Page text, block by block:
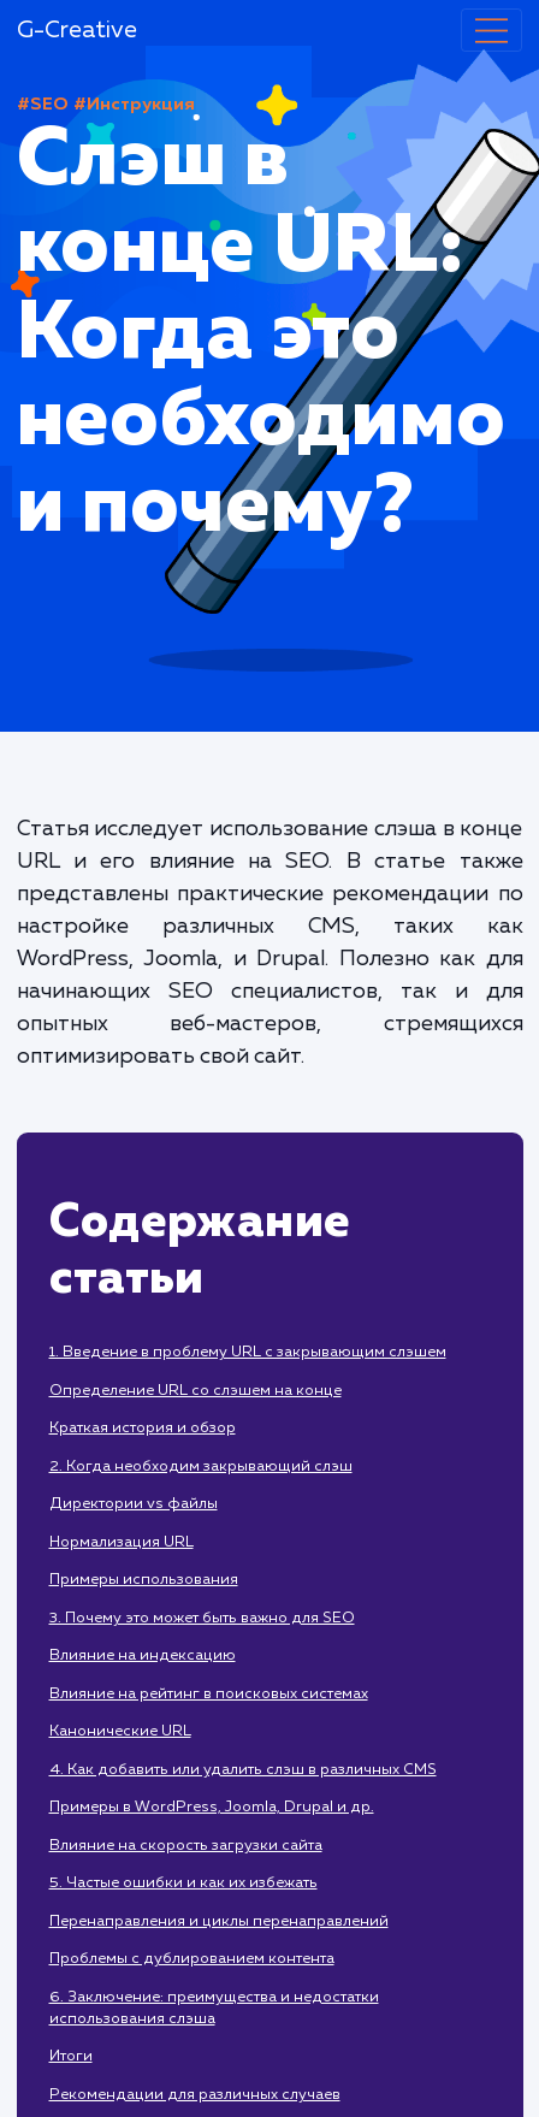
G-Creative
#SEO #Инструкция
Слэш в
конце URL:
Когда это
и почему?
Статья исследует использование слэша в
URL и его влияние на SEO. В статье
представлены практические
настройке различных CMS, таких
WordPress, Joomla, и Drupal. Полезно как
опытных веб-мастеров,
Содержание
статьи
1. Введение в проблему URL с закрывающим слэшем
Определение URL со слэшем на конце
Краткая история и обзор
2. Когда необходим закрывающий слэш
3. Почему это может быть важно для SEO
Влияние на индексацию
Влияние на рейтинг в поисковых системах
Канонические URL
4. Как добавить или удалить слэш в различных CMS
Примеры в WordPress, Joomla, Drupal и др.
Влияние на скорость загрузки сайта
5. Частые ошибки и как их избежать